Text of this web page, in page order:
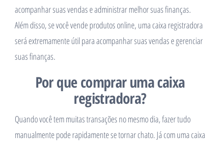
acompanhar suas vendas e administrar melhor suas finanças.
Além disso, se você vende produtos online, uma caixa registradora
será extremamente útil para acompanhar suas vendas e gerenciar
suas finanças.
Por que comprar uma caixa
registradora?
Quando você tem muitas transações no mesmo dia, fazer tudo
manualmente pode rapidamente se tornar chato. Já com uma caixa